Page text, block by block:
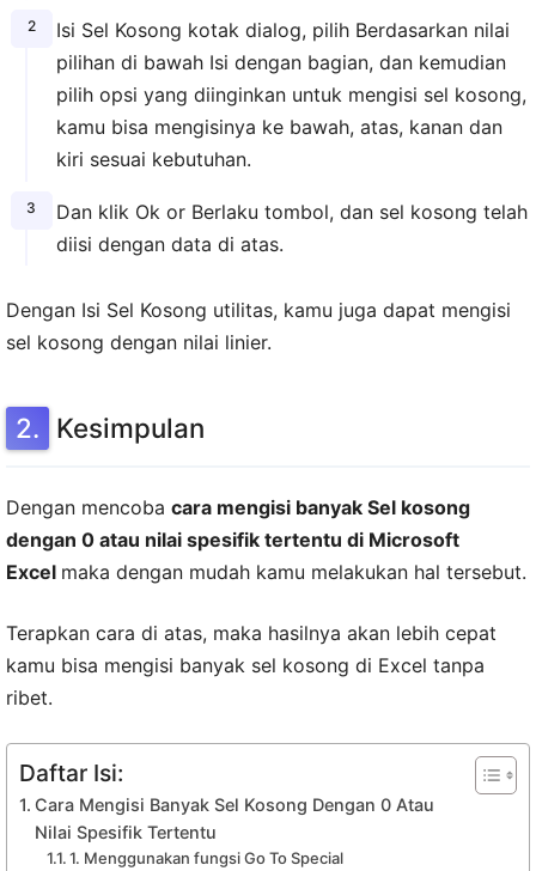
Isi Sel Kosong kotak dialog, pilih Berdasarkan nilai
pilihan di bawah Isi dengan bagian, dan kemudian
pilih opsi yang diinginkan untuk mengisi sel kosong,
kamu bisa mengisinya ke bawah, atas, kanan dan
kiri sesuai kebutuhan.
Dan klik Ok or Berlaku tombol, dan sel kosong telah
diisi dengan data di atas.
Dengan Isi Sel Kosong utilitas, kamu juga dapat mengisi
sel kosong dengan nilai linier.
Kesimpulan
Dengan mencoba cara mengisi banyak Sel kosong
dengan 0 atau nilai spesifik tertentu di Microsoft
Excel maka dengan mudah kamu melakukan hal tersebut.
Terapkan cara di atas, maka hasilnya akan lebih cepat
kamu bisa mengisi banyak sel kosong di Excel tanpa
ribet.
Daftar Isi:
Cara Mengisi Banyak Sel Kosong Dengan 0 Atau
Nilai Spesifik Tertentu
1. Menggunakan fungsi Go To Special